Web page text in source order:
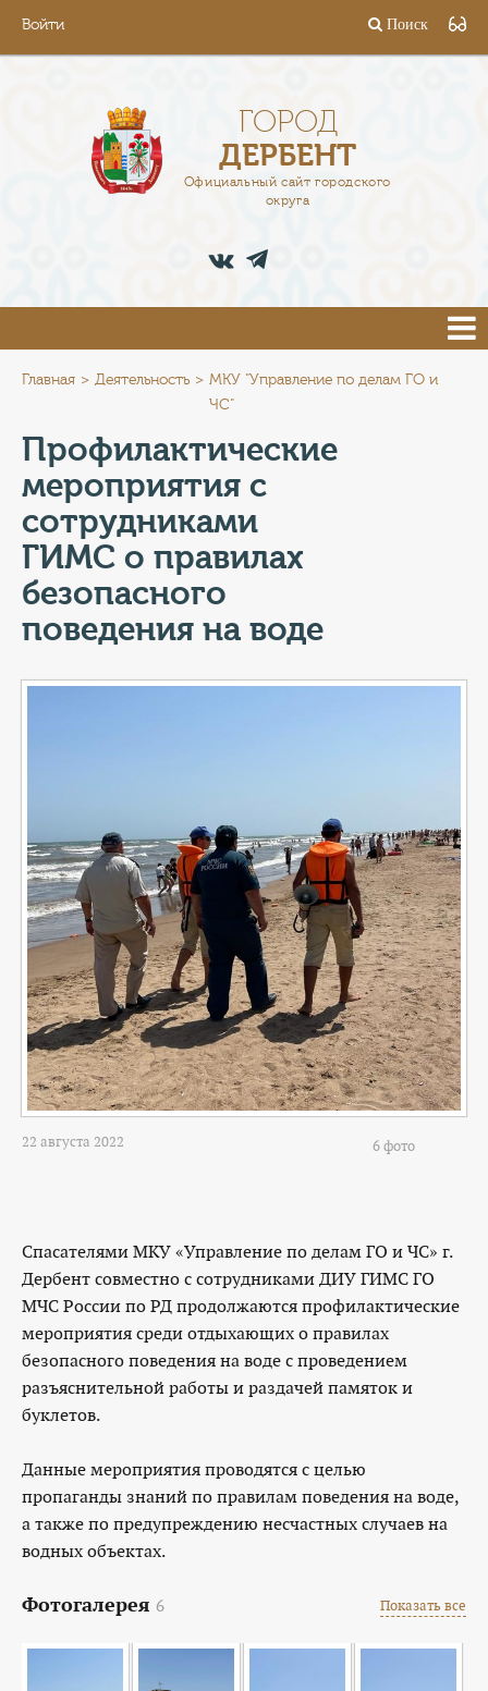
Войти Поиск
ГОРОД
ДЕРБЕНТ
Официальный сайт городского
округа
АДМИНИСТРАЦИЯ
ПРЕСС-ЦЕНТР
ТУРИСТАМ
КОНТАКТЫ
ТАРИФЫ
ГЕРОИ Z
Главная Деятельность
МКУ "Управление по делам ГО и
ЧС"
Профилактические
мероприятия с
сотрудниками
ГИМС о правилах
безопасного
поведения на воде
22 августа 2022 6 фото
Спасателями МКУ «Управление по делам ГО и ЧС» г.
Дербент совместно с сотрудниками ДИУ ГИМС ГО
МЧС России по РД продолжаются профилактические
мероприятия среди отдыхающих о правилах
безопасного поведения на воде с проведением
разъяснительной работы и раздачей памяток и
буклетов.
Данные мероприятия проводятся с целью
пропаганды знаний по правилам поведения на воде,
а также по предупреждению несчастных случаев на
водных объектах.
Фотогалерея 6 Показать все